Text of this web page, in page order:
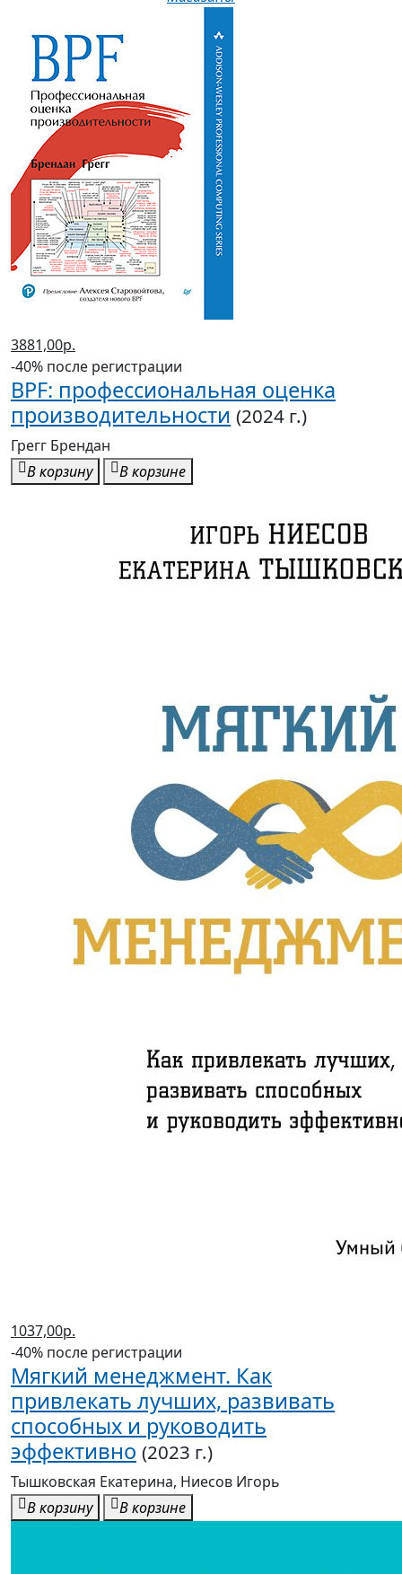
3881,00р.
-40% после регистрации
BPF: профессиональная оценка
производительности (2024 г.)
Грегг Брендан
В корзину
В корзине
1037,00р.
-40% после регистрации
Мягкий менеджмент. Как
привлекать лучших, развивать
способных и руководить
эффективно (2023 г.)
Тышковская Екатерина, Ниесов Игорь
В корзину
В корзине